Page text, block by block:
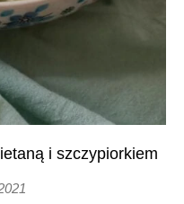
i szczypiorkiem